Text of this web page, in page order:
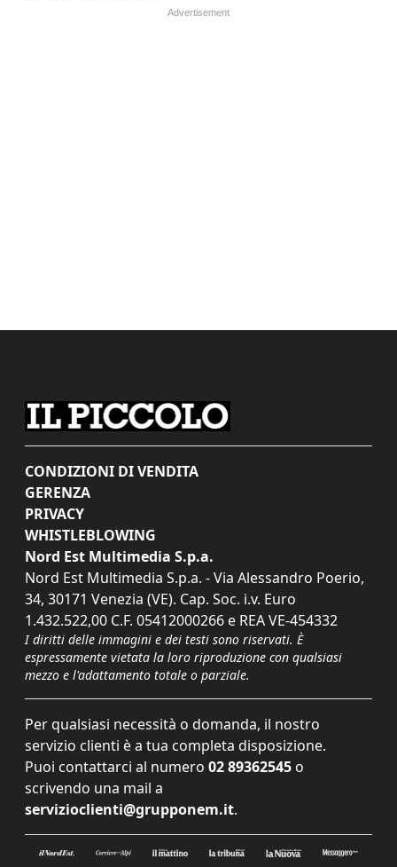
CONDIZIONI DI VENDITA
GERENZA
PRIVACY
WHISTLEBLOWING
Nord Est Multimedia S.p.a.
Nord Est Multimedia S.p.a. - Via Alessandro Poerio,
34, 30171 Venezia (VE). Cap. Soc. i.v. Euro
1.432.522,00 C.F. 05412000266 e REA VE-454332
I diritti delle immagini e dei testi sono riservati. È
espressamente vietata la loro riproduzione con qualsiasi
mezzo e l'adattamento totale o parziale.
Per qualsiasi necessità o domanda, il nostro
servizio clienti è a tua completa disposizione.
Puoi contattarci al numero 02 89362545 o
scrivendo una mail a
servizioclienti@grupponem.it.